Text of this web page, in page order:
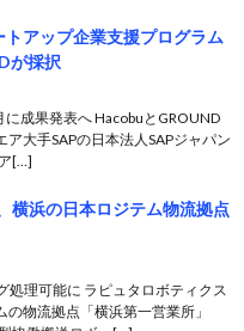
アップ企業支援プログラム
が採択
成果発表へ HacobuとGROUND
大手SAPの日本法人SAPジャパン
[…]
横浜の日本ロジテム物流拠点
処理可能に ラピュタロボティクス
物流拠点「横浜第一営業所」